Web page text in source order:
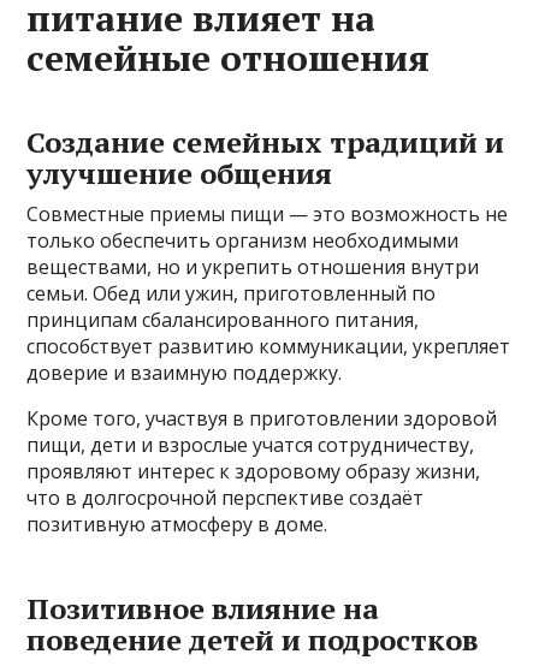
питание влияет на
семейные отношения
Создание семейных традиций и
улучшение общения
Совместные приемы пищи — это возможность не
только обеспечить организм необходимыми
веществами, но и укрепить отношения внутри
семьи. Обед или ужин, приготовленный по
принципам сбалансированного питания,
способствует развитию коммуникации, укрепляет
доверие и взаимную поддержку.
Кроме того, участвуя в приготовлении здоровой
пищи, дети и взрослые учатся сотрудничеству,
проявляют интерес к здоровому образу жизни,
что в долгосрочной перспективе создаёт
позитивную атмосферу в доме.
Позитивное влияние на
поведение детей и подростков